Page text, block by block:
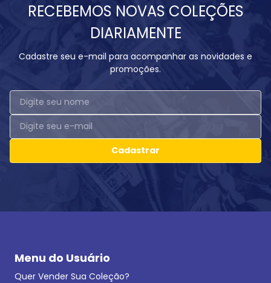
RECEBEMOS NOVAS COLEÇÕES
DIARIAMENTE
Cadastre seu e-mail para acompanhar as novidades e
promoções.
Cadastrar
Menu do Usuário
Quer Vender Sua Coleção?